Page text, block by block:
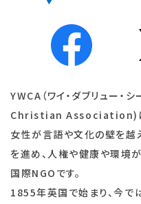
YWCA（ワイ・ダブリュー
Christian Association)は
女性が言語や文化の壁を越
を進め、人権や健康や環境
国際NGOです。
1855年英国で始まり、今で